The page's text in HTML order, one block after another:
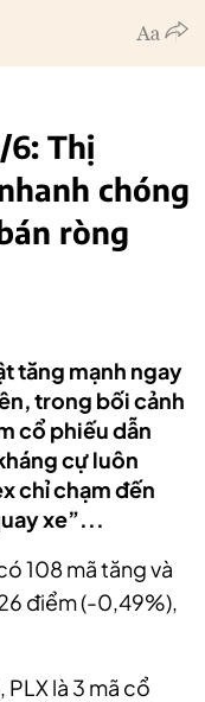
6: Thị
chóng
ròng
tăng mạnh ngay
trong bối cảnh
cổ phiếu dẫn
cự luôn
chỉ chạm đến
xe”...
108 mã tăng và
điểm (-0,49%),
PLX là 3 mã cổ